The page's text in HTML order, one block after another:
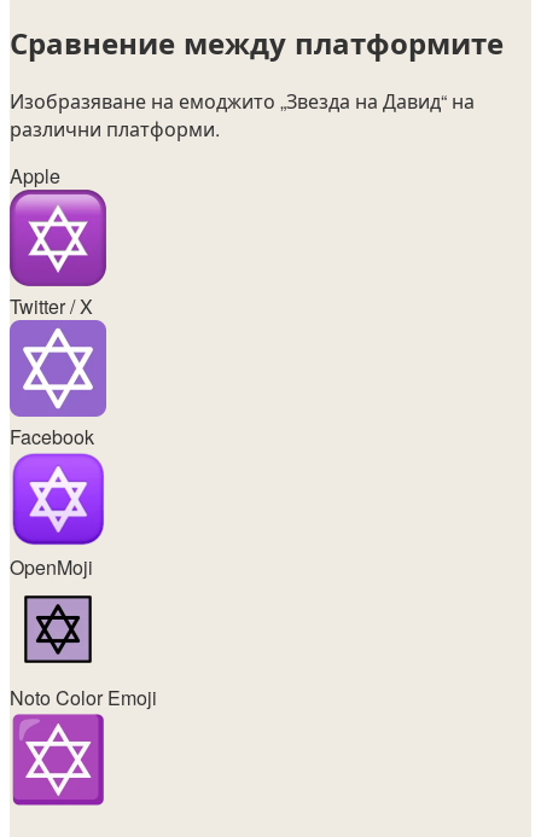
Сравнение между платформите
Изобразяване на емоджито „Звезда на Давид“ на
различни платформи.
Apple
Twitter / X
Facebook
OpenMoji
Noto Color Emoji